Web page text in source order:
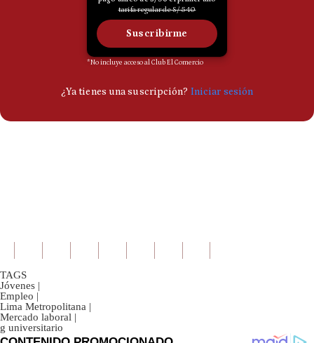
TAGS
Jóvenes |
Empleo |
Lima Metropolitana |
Mercado laboral |
g universitario